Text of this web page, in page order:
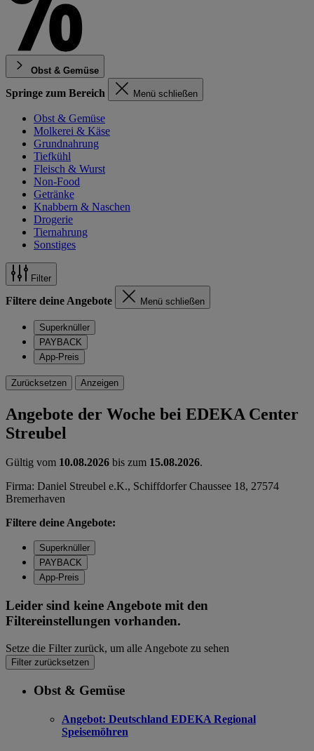
Obst & Gemüse
Springe zum Bereich Menü schließen
Obst & Gemüse
Molkerei & Käse
Grundnahrung
Tiefkühl
Fleisch & Wurst
Non-Food
Getränke
Knabbern & Naschen
Drogerie
Tiernahrung
Sonstiges
Filter
Filtere deine Angebote Menü schließen
Superknüller
PAYBACK
App-Preis
Zurücksetzen Anzeigen
Angebote der Woche bei EDEKA Center
Streubel
Gültig vom 10.08.2026 bis zum 15.08.2026.
Firma: Daniel Streubel e.K., Schiffdorfer Chaussee 18, 27574
Bremerhaven
Filtere deine Angebote:
Superknüller
PAYBACK
App-Preis
Leider sind keine Angebote mit den
Filtereinstellungen vorhanden.
Setze die Filter zurück, um alle Angebote zu sehen
Filter zurücksetzen
Obst & Gemüse
Angebot: Deutschland EDEKA Regional
Speisemöhren